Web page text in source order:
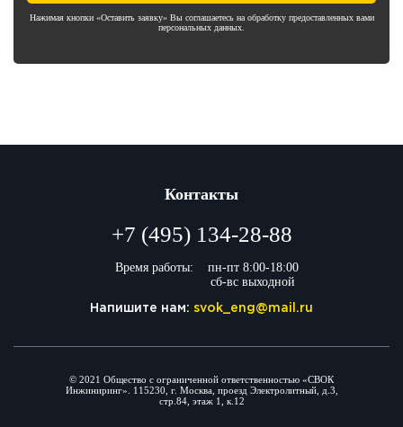
Нажимая кнопки «Оставить заявку» Вы соглашаетесь на обработку предоставленных вами
персональных данных.
Контакты
+7 (495) 134-28-88
Время работы:
пн-пт 8:00-18:00
сб-вс выходной
Напишите нам: svok_eng@mail.ru
© 2021 Общество с ограниченной ответственностью «СВОК
Инжиниринг». 115230, г. Москва, проезд Электролитный, д.3,
стр.84, этаж 1, к.12